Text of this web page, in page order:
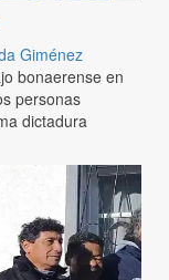
Giménez
bonaerense en
personas
dictadura